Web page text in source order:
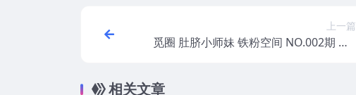
上一篇
觅圈 肚脐小师妹 铁粉空间 NO.002期 【1
相关文章